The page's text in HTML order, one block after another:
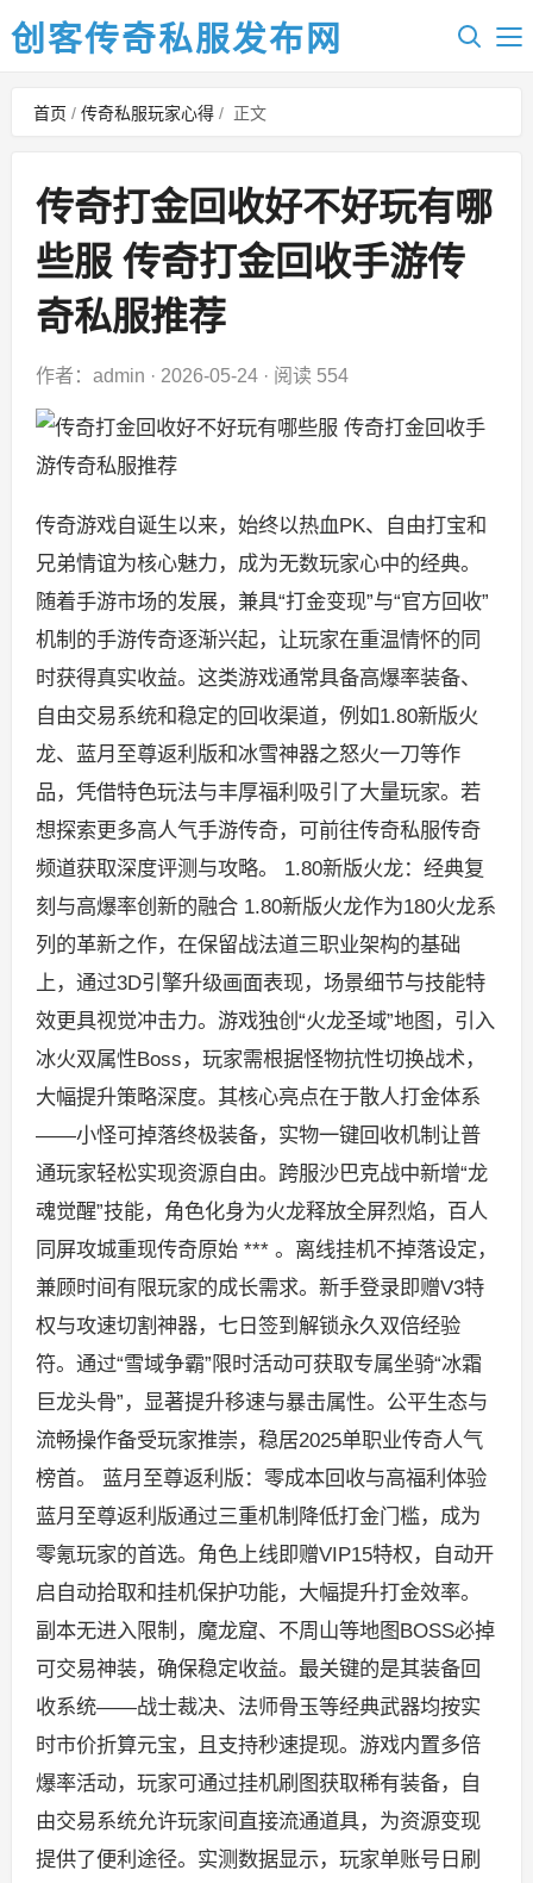
创客传奇私服发布网
首页 / 传奇私服玩家心得 / 正文
传奇打金回收好不好玩有哪
些服 传奇打金回收手游传
奇私服推荐
作者：admin · 2026-05-24· 阅读 554
传奇游戏自诞生以来，始终以热血PK、自由打宝和
兄弟情谊为核心魅力，成为无数玩家心中的经典。
随着手游市场的发展，兼具“打金变现”与“官方回收”
机制的手游传奇逐渐兴起，让玩家在重温情怀的同
时获得真实收益。这类游戏通常具备高爆率装备、
自由交易系统和稳定的回收渠道，例如1.80新版火
龙、蓝月至尊返利版和冰雪神器之怒火一刀等作
品，凭借特色玩法与丰厚福利吸引了大量玩家。若
想探索更多高人气手游传奇，可前往传奇私服传奇
频道获取深度评测与攻略。 1.80新版火龙：经典复
刻与高爆率创新的融合 1.80新版火龙作为180火龙系
列的革新之作，在保留战法道三职业架构的基础
上，通过3D引擎升级画面表现，场景细节与技能特
效更具视觉冲击力。游戏独创“火龙圣域”地图，引入
冰火双属性Boss，玩家需根据怪物抗性切换战术，
大幅提升策略深度。其核心亮点在于散人打金体系
——小怪可掉落终极装备，实物一键回收机制让普
通玩家轻松实现资源自由。跨服沙巴克战中新增“龙
魂觉醒”技能，角色化身为火龙释放全屏烈焰，百人
同屏攻城重现传奇原始 *** 。离线挂机不掉落设定，
兼顾时间有限玩家的成长需求。新手登录即赠V3特
权与攻速切割神器，七日签到解锁永久双倍经验
符。通过“雪域争霸”限时活动可获取专属坐骑“冰霜
巨龙头骨”，显著提升移速与暴击属性。公平生态与
流畅操作备受玩家推崇，稳居2025单职业传奇人气
榜首。 蓝月至尊返利版：零成本回收与高福利体验
蓝月至尊返利版通过三重机制降低打金门槛，成为
零氪玩家的首选。角色上线即赠VIP15特权，自动开
启自动拾取和挂机保护功能，大幅提升打金效率。
副本无进入限制，魔龙窟、不周山等地图BOSS必掉
可交易神装，确保稳定收益。最关键的是其装备回
收系统——战士裁决、法师骨玉等经典武器均按实
时市价折算元宝，且支持秒速提现。游戏内置多倍
爆率活动，玩家可通过挂机刷图获取稀有装备，自
由交易系统允许玩家间直接流通道具，为资源变现
提供了便利途径。实测数据显示，玩家单账号日刷